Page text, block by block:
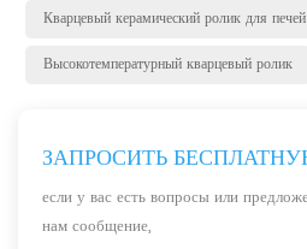
Кварцевый керамический ролик для печей
Высокотемпературный кварцевый ролик
ЗАПРОСИТЬ
если у вас есть вопросы или
нам сообщение,